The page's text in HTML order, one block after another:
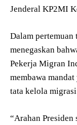
Jenderal KP2MI
Dalam
menegaskan
Pekerja Migran
membawa
tata kelola
“Arahan Presiden